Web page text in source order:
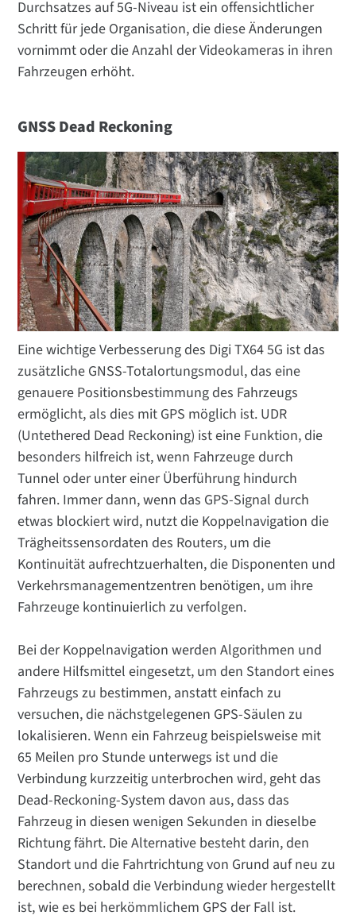
Durchsatzes auf 5G-Niveau ist ein offensichtlicher
Schritt für jede Organisation, die diese Änderungen
vornimmt oder die Anzahl der Videokameras in ihren
Fahrzeugen erhöht.
GNSS Dead Reckoning
Eine wichtige Verbesserung des Digi TX64 5G ist das
zusätzliche GNSS-Totalortungsmodul, das eine
genauere Positionsbestimmung des Fahrzeugs
ermöglicht, als dies mit GPS möglich ist. UDR
(Untethered Dead Reckoning) ist eine Funktion, die
besonders hilfreich ist, wenn Fahrzeuge durch
Tunnel oder unter einer Überführung hindurch
fahren. Immer dann, wenn das GPS-Signal durch
etwas blockiert wird, nutzt die Koppelnavigation die
Trägheitssensordaten des Routers, um die
Kontinuität aufrechtzuerhalten, die Disponenten und
Verkehrsmanagementzentren benötigen, um ihre
Fahrzeuge kontinuierlich zu verfolgen.
Bei der Koppelnavigation werden Algorithmen und
andere Hilfsmittel eingesetzt, um den Standort eines
Fahrzeugs zu bestimmen, anstatt einfach zu
versuchen, die nächstgelegenen GPS-Säulen zu
lokalisieren. Wenn ein Fahrzeug beispielsweise mit
65 Meilen pro Stunde unterwegs ist und die
Verbindung kurzzeitig unterbrochen wird, geht das
Dead-Reckoning-System davon aus, dass das
Fahrzeug in diesen wenigen Sekunden in dieselbe
Richtung fährt. Die Alternative besteht darin, den
Standort und die Fahrtrichtung von Grund auf neu zu
berechnen, sobald die Verbindung wieder hergestellt
ist, wie es bei herkömmlichem GPS der Fall ist.